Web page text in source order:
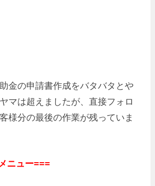
金の申請書作成をバタバタとや
マは超えましたが、直接フォロ
様分の最後の作業が残っていま
ニュー===